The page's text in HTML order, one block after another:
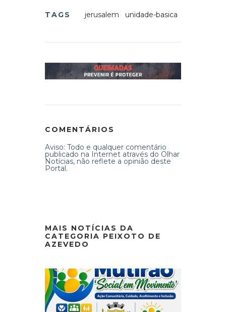
TAGS jerusalem unidade-basica
COMENTÁRIOS
Aviso: Todo e qualquer comentário
publicado na Internet através do Olhar
Notícias, não reflete a opinião deste
Portal.
MAIS NOTÍCIAS DA
CATEGORIA PEIXOTO DE
AZEVEDO